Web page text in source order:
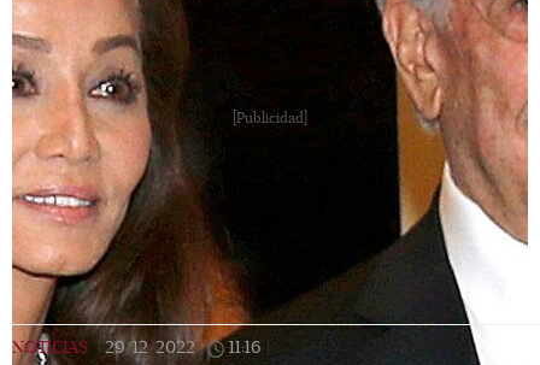
[Publicidad]
NOTICIAS 29/12/2022 | 11:16